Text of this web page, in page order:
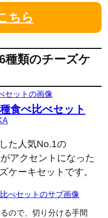
ちら
種類のチーズケ
食べ比べセット
た人気No.1の
アクセントになった
ケーキセットです。
ので、切り分ける手間